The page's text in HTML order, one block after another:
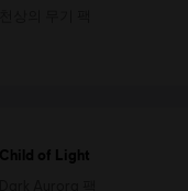
Child of Light